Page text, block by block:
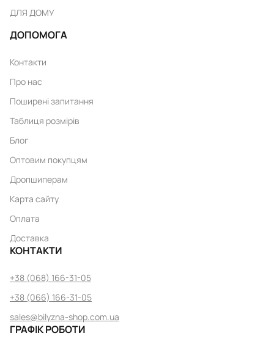
ДЛЯ ДОМУ
ДОПОМОГА
Контакти
Про нас
Поширені запитання
Таблиця розмірів
Блог
Оптовим покупцям
Дропшиперам
Карта сайту
Оплата
Доставка
КОНТАКТИ
+38 (068) 166-31-05
+38 (066) 166-31-05
sales@bilyzna-shop.com.ua
ГРАФІК РОБОТИ